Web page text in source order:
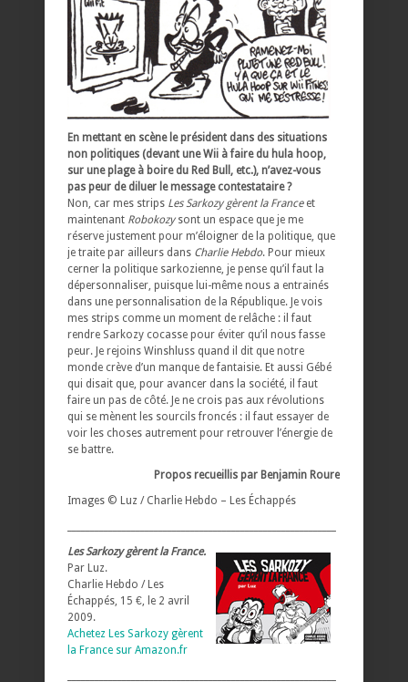
En mettant en scène le président dans des situations
non politiques (devant une Wii à faire du hula hoop,
sur une plage à boire du Red Bull, etc.), n’avez-vous
pas peur de diluer le message contestataire ?
Non, car mes strips Les Sarkozy gèrent la Franceet
maintenant Robokozysont un espace que je me
réserve justement pour m’éloigner de la politique, que
je traite par ailleurs dans Charlie Hebdo. Pour mieux
cerner la politique sarkozienne, je pense qu’il faut la
dépersonnaliser, puisque lui-même nous a entrainés
dans une personnalisation de la République. Je vois
mes strips comme un moment de relâche : il faut
rendre Sarkozy cocasse pour éviter qu’il nous fasse
peur. Je rejoins Winshluss quand il dit que notre
monde crève d’un manque de fantaisie. Et aussi Gébé
qui disait que, pour avancer dans la société, il faut
faire un pas de côté. Je ne crois pas aux révolutions
qui se mènent les sourcils froncés : il faut essayer de
voir les choses autrement pour retrouver l’énergie de
se battre.
Propos recueillis par Benjamin Roure
Images © Luz / Charlie Hebdo – Les Échappés
Les Sarkozy gèrent la France.
Par Luz.
Charlie Hebdo / Les
Échappés, 15 €, le 2 avril
2009.
Achetez Les Sarkozy gèrent
la France sur Amazon.fr